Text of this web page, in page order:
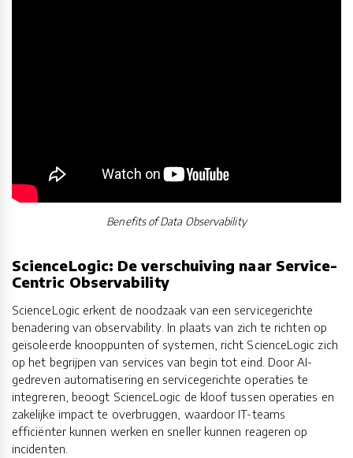
Benefits of Data Observability
ScienceLogic: De verschuiving naar Service-
Centric Observability
ScienceLogic erkent de noodzaak van een servicegerichte
benadering van observability. In plaats van zich te richten op
geïsoleerde knooppunten of systemen, richt ScienceLogic zich
op het begrijpen van services van begin tot eind. Door AI-
gedreven automatisering en servicegerichte operaties te
integreren, beoogt ScienceLogic de kloof tussen operaties en
zakelijke impact te overbruggen, waardoor IT-teams
efficiënter kunnen werken en sneller kunnen reageren op
incidenten.